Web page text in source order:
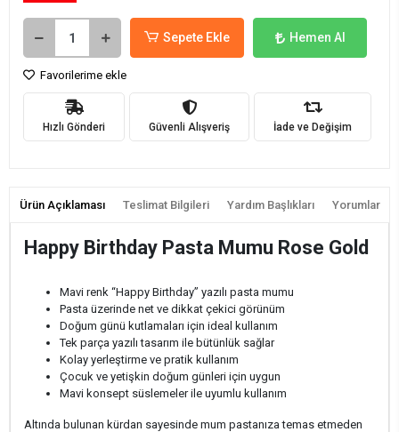
Sepete Ekle Hemen Al
Favorilerime ekle
Hızlı Gönderi Güvenli Alışveriş İade ve Değişim
Ürün Açıklaması Teslimat Bilgileri Yardım Başlıkları Yorumlar
Happy Birthday Pasta Mumu Rose Gold
Mavi renk “Happy Birthday” yazılı pasta mumu
Pasta üzerinde net ve dikkat çekici görünüm
Doğum günü kutlamaları için ideal kullanım
Tek parça yazılı tasarım ile bütünlük sağlar
Kolay yerleştirme ve pratik kullanım
Çocuk ve yetişkin doğum günleri için uygun
Mavi konsept süslemeler ile uyumlu kullanım
Altında bulunan kürdan sayesinde mum pastanıza temas etmeden